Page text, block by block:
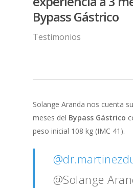
Bypass Gástrico
Testimonios
Solange Aranda nos cuenta
meses del Bypass Gástrico
peso inicial 108 kg (IMC 41).
@Solange